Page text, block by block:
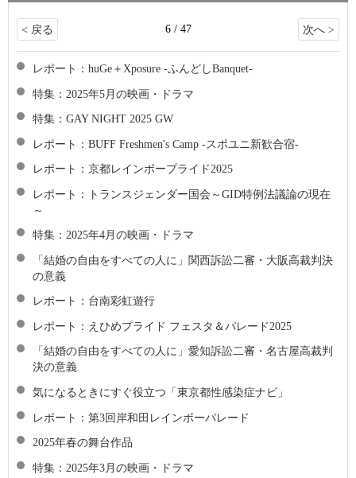
< 戻る 6 / 47 次へ >
レポート：huGe＋Xposure -ふんどしBanquet-
特集：2025年5月の映画・ドラマ
特集：GAY NIGHT 2025 GW
レポート：BUFF Freshmen's Camp -スポユニ新歓合宿-
レポート：京都レインボープライド2025
レポート：トランスジェンダー国会～GID特例法議論の現在
～
特集：2025年4月の映画・ドラマ
「結婚の自由をすべての人に」関西訴訟二審・大阪高裁判決
の意義
レポート：台南彩虹遊行
レポート：えひめプライド フェスタ＆パレード2025
「結婚の自由をすべての人に」愛知訴訟二審・名古屋高裁判
決の意義
気になるときにすぐ役立つ「東京都性感染症ナビ」
レポート：第3回岸和田レインボーパレード
2025年春の舞台作品
特集：2025年3月の映画・ドラマ